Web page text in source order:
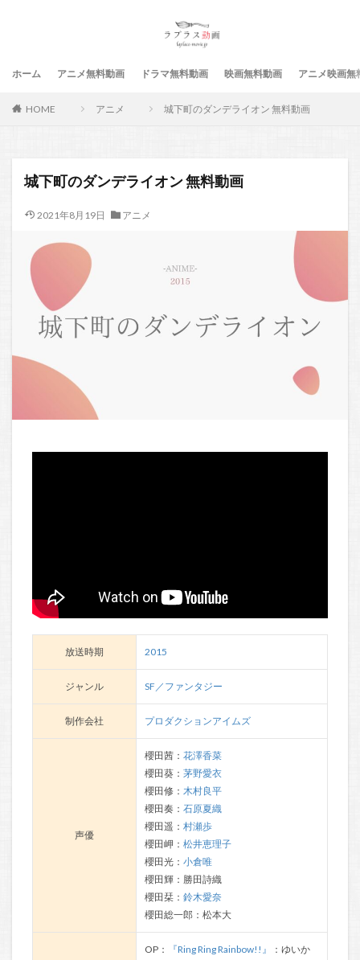
ホーム アニメ無料動画 ドラマ無料動画 映画無料動画 アニメ映画無
HOME アニメ 城下町のダンデライオン 無料動画
城下町のダンデライオン 無料動画
2021年8月19日 アニメ
放送時期 2015
ジャンル SF／ファンタジー
制作会社 プロダクションアイムズ
声優
櫻田茜： 花澤香菜
櫻田葵： 茅野愛衣
櫻田修： 木村良平
櫻田奏： 石原夏織
櫻田遥： 村瀬歩
櫻田岬： 松井恵理子
櫻田光： 小倉唯
櫻田輝：勝田詩織
櫻田栞： 鈴木愛奈
櫻田総一郎：松本大
OP： 『Ring Ring Rainbow!!』
：ゆいか